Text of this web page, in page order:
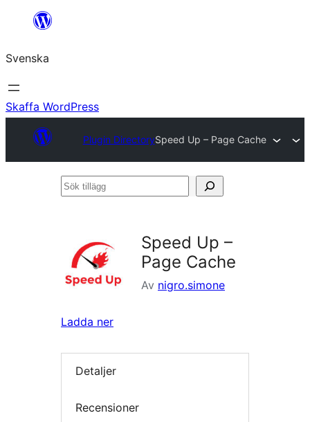
Hoppa
innehåll
Svenska
Skaffa WordPress
Plugin DirectorySpeed Up – Page Cache
Sök
Speed Up –
Page Cache
Av nigro.simone
Ladda ner
Detaljer
Recensioner